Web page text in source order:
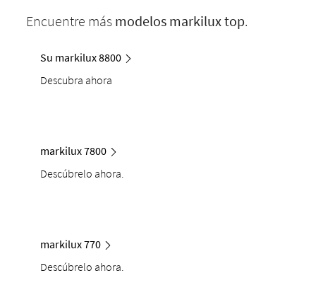
Encuentre más modelos markiluxtop.
Su markilux 8800
Descubra ahora
markilux 7800
Descúbrelo ahora.
markilux 770
Descúbrelo ahora.